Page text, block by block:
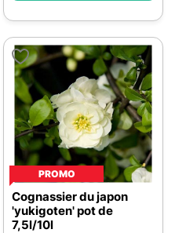
PROMO
Cognassier du japon
'yukigoten' pot de
7,5l/10l